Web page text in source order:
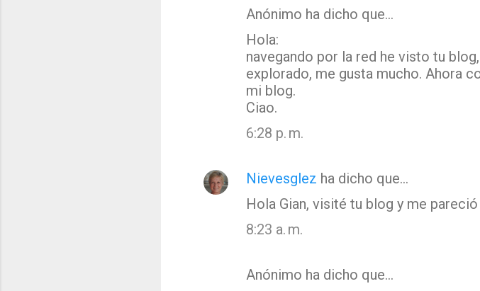
i
o
Anónimo ha dicho que…
Hola:
navegando por la red he visto tu
explorado, me gusta mucho. Ahora
mi blog.
Ciao.
6:28 p. m.
Nievesglez ha dicho que…
Hola Gian, visité tu blog y me
8:23 a. m.
Anónimo ha dicho que…